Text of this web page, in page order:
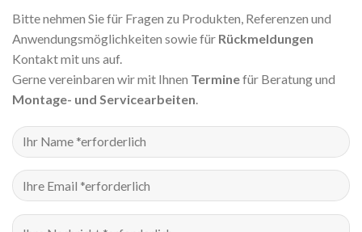
Bitte nehmen Sie für Fragen zu Produkten, Referenzen und
Anwendungsmöglichkeiten sowie für Rückmeldungen
Kontakt mit uns auf.
Gerne vereinbaren wir mit Ihnen Terminefür Beratung und
Montage- und Servicearbeiten.